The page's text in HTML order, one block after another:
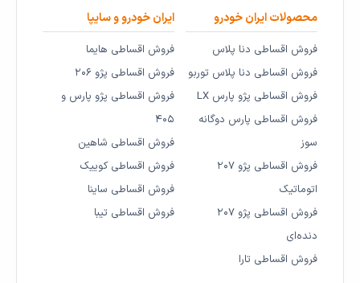
محصولات ایران خودرو
فروش اقساطی دنا پلاس
فروش اقساطی دنا پلاس توربو
فروش اقساطی پژو پارس LX
فروش اقساطی پارس دوگانه
سوز
فروش اقساطی پژو ۲۰۷
اتوماتیک
فروش اقساطی پژو ۲۰۷
دنده‌ای
فروش اقساطی تارا
ایران خودرو و سایپا
فروش اقساطی هایما
فروش اقساطی پژو ۲۰۶
فروش اقساطی پژو پارس و
۴۰۵
فروش اقساطی شاهین
فروش اقساطی کوییک
فروش اقساطی ساینا
فروش اقساطی تیبا